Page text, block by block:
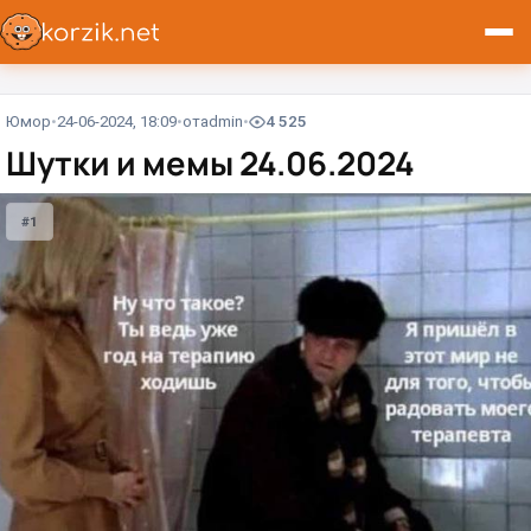
Юмор 24-06-2024, 18:09 отadmin 4 525
Шутки и мемы 24.06.2024
#1